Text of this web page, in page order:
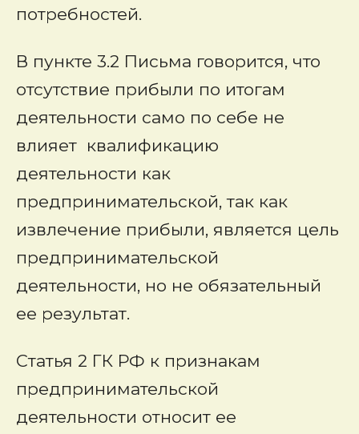
потребностей.
В пункте 3.2 Письма говорится, что
отсутствие прибыли по итогам
деятельности само по себе не
влияет квалификацию
деятельности как
предпринимательской, так как
извлечение прибыли, является цель
предпринимательской
деятельности, но не обязательный
ее результат.
Статья 2 ГК РФ к признакам
предпринимательской
деятельности относит ее